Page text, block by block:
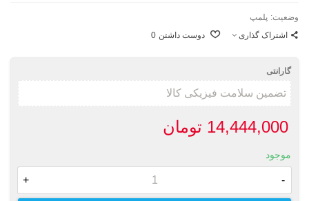
وضعیت: پلمپ
اشتراک گذاری
دوست داشتن 0
گارانتی
14,444,000 تومان
موجود
-
+